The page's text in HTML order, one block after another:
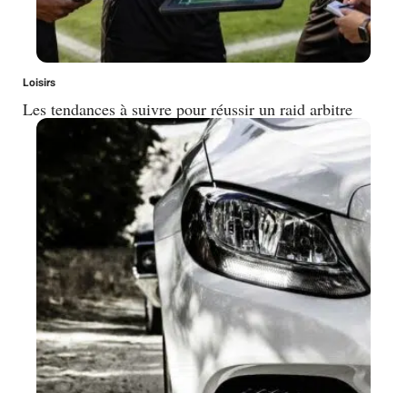
Loisirs
Les tendances à suivre pour réussir un raid arbitre